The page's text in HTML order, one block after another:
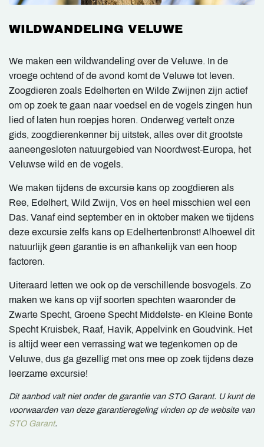
WILDWANDELING VELUWE
We maken een wildwandeling over de Veluwe. In de
vroege ochtend of de avond komt de Veluwe tot leven.
Zoogdieren zoals Edelherten en Wilde Zwijnen zijn actief
om op zoek te gaan naar voedsel en de vogels zingen hun
lied of laten hun roepjes horen. Onderweg vertelt onze
gids, zoogdierenkenner bij uitstek, alles over dit grootste
aaneengesloten natuurgebied van Noordwest-Europa, het
Veluwse wild en de vogels.
We maken tijdens de excursie kans op zoogdieren als
Ree, Edelhert, Wild Zwijn, Vos en heel misschien wel een
Das. Vanaf eind september en in oktober maken we tijdens
deze excursie zelfs kans op Edelhertenbronst! Alhoewel dit
natuurlijk geen garantie is en afhankelijk van een hoop
factoren.
Uiteraard letten we ook op de verschillende bosvogels. Zo
maken we kans op vijf soorten spechten waaronder de
Zwarte Specht, Groene Specht Middelste- en Kleine Bonte
Specht Kruisbek, Raaf, Havik, Appelvink en Goudvink. Het
is altijd weer een verrassing wat we tegenkomen op de
Veluwe, dus ga gezellig met ons mee op zoek tijdens deze
leerzame excursie!
Dit aanbod valt niet onder de garantie van STO Garant. U kunt de
voorwaarden van deze garantieregeling vinden op de website van
STO Garant.